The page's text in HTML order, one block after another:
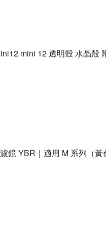
mini 12 透明殼 水晶殼
鏡 YBR｜適用 M 系列（黃